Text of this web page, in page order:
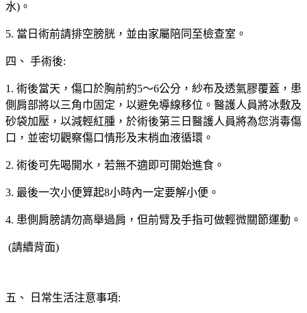
水)。
5. 當日術前請排空膀胱，並由家屬陪同至檢查室。
四、 手術後:
1. 術後當天，傷口於胸前約5～6公分，紗布及透氣膠覆蓋，患
側肩部將以三角巾固定，以避免導線移位。醫護人員將冰敷及
砂袋加壓，以減輕紅腫，於術後第三日醫護人員將為您消毒傷
口，並密切觀察傷口情形及末梢血液循環。
2. 術後可先喝開水，若無不適即可開始進食。
3. 最後一次小便算起8小時內一定要解小便。
4. 患側肩膀請勿高舉過肩，但前臂及手指可做輕微關節運動。
(請續背面)
五、 日常生活注意事項: